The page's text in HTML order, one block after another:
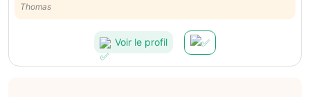
mon appareil. A l'écoute et disponible. Très bon service, à
recommander vivement.
Thomas
Voir le profil